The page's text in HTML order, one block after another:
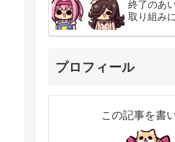
終了のあ
取り組み
プロフィール
この記事を書